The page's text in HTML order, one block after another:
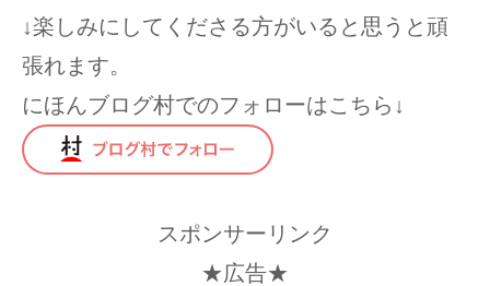
↓楽しみにしてくださる方がいると思うと頑
張れます。
にほんブログ村でのフォローはこちら↓
スポンサーリンク
★広告★